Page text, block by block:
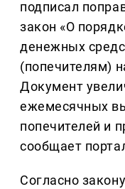
подписал
закон «О
денежных
(попечителям)
Документ
ежемесячных
попечителей и
сообщает
Согласно